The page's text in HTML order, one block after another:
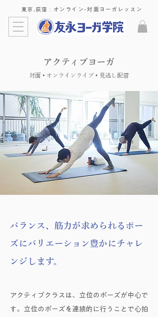
東京,荻窪 : ​オンライン-対面ヨーガレッスン
アクティブヨーガ
対面 • オンラインライブ • 見逃し配信
バランス、筋力が求められるポー
ズにバリエーション豊かにチャレ
ンジします。
アクティブクラスは、立位のポーズが中心で
す。立位のポーズを連続的に行うことで心拍